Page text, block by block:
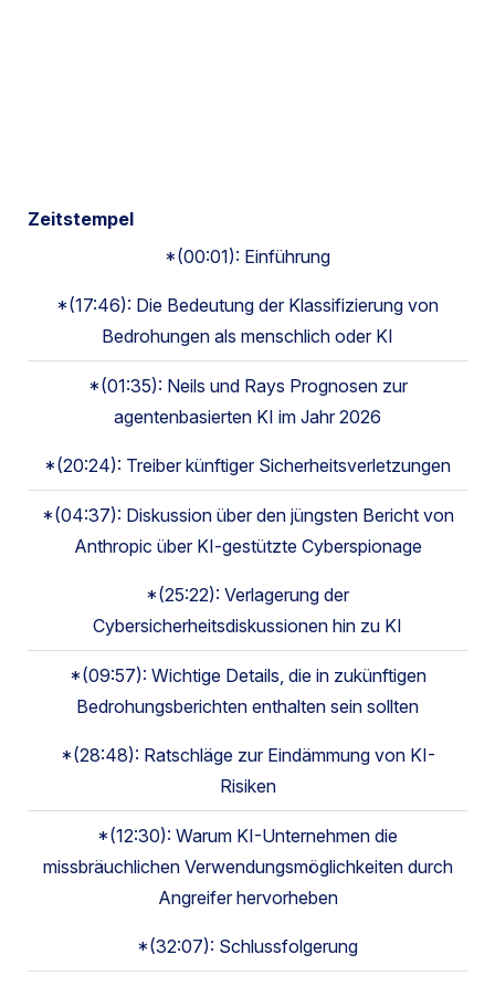
Zeitstempel
*(00:01): Einführung
*(17:46): Die Bedeutung der Klassifizierung von
Bedrohungen als menschlich oder KI
*(01:35): Neils und Rays Prognosen zur
agentenbasierten KI im Jahr 2026
*(20:24): Treiber künftiger Sicherheitsverletzungen
*(04:37): Diskussion über den jüngsten Bericht von
Anthropic über KI-gestützte Cyberspionage
*(25:22): Verlagerung der
Cybersicherheitsdiskussionen hin zu KI
*(09:57): Wichtige Details, die in zukünftigen
Bedrohungsberichten enthalten sein sollten
*(28:48): Ratschläge zur Eindämmung von KI-
Risiken
*(12:30): Warum KI-Unternehmen die
missbräuchlichen Verwendungsmöglichkeiten durch
Angreifer hervorheben
*(32:07): Schlussfolgerung